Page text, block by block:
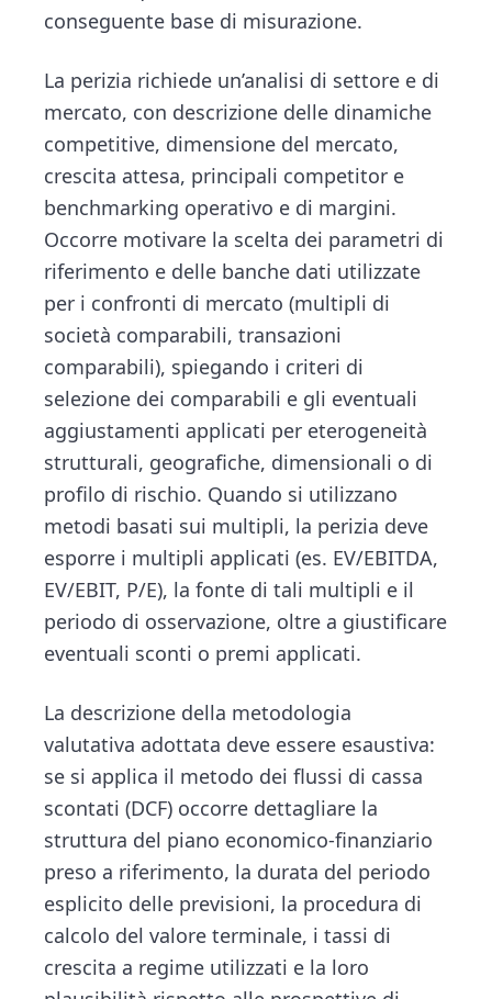
conseguente base di misurazione.
La perizia richiede un’analisi di settore e di
mercato, con descrizione delle dinamiche
competitive, dimensione del mercato,
crescita attesa, principali competitor e
benchmarking operativo e di margini.
Occorre motivare la scelta dei parametri di
riferimento e delle banche dati utilizzate
per i confronti di mercato (multipli di
società comparabili, transazioni
comparabili), spiegando i criteri di
selezione dei comparabili e gli eventuali
aggiustamenti applicati per eterogeneità
strutturali, geografiche, dimensionali o di
profilo di rischio. Quando si utilizzano
metodi basati sui multipli, la perizia deve
esporre i multipli applicati (es. EV/EBITDA,
EV/EBIT, P/E), la fonte di tali multipli e il
periodo di osservazione, oltre a giustificare
eventuali sconti o premi applicati.
La descrizione della metodologia
valutativa adottata deve essere esaustiva:
se si applica il metodo dei flussi di cassa
scontati (DCF) occorre dettagliare la
struttura del piano economico-finanziario
preso a riferimento, la durata del periodo
esplicito delle previsioni, la procedura di
calcolo del valore terminale, i tassi di
crescita a regime utilizzati e la loro